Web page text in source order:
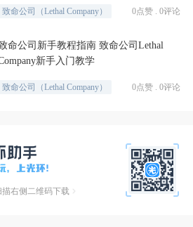
致命公司（Lethal Company） 0点赞 . 0评论
命公司新手教程指南 致命公司Lethal
新手入门教学
致命公司（Lethal Company） 0点赞 . 0评论
描右侧二维码下载